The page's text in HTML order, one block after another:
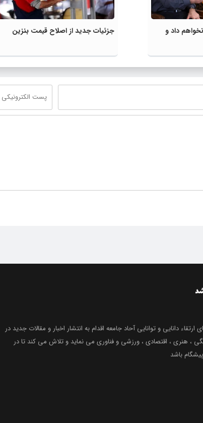
داد و
جزئیات جدید از اصلاح قیمت بنزین
دانایی و توانایی آحاد جامعه اقدام به انتشار اخبار و مقالات جدید در
، هنری ، اقتصادی ، ورزشی و فناوری می نماید و تلاش می کند تا در
باشد